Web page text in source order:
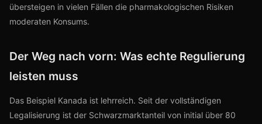
übersteigen in vielen Fällen die pharmakologischen Risiken
moderaten Konsums.
Der Weg nach vorn: Was echte Regulierung
leisten muss
Das Beispiel Kanada ist lehrreich. Seit der vollständigen
Legalisierung ist der Schwarzmarktanteil von initial über 80